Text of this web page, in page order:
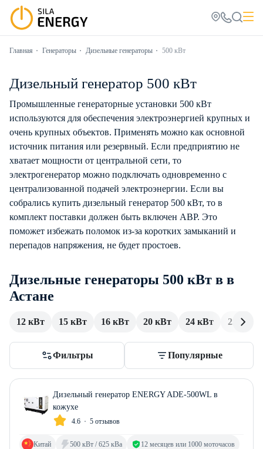
Главная Генераторы Дизельные генераторы 500 кВт
Дизельные генераторы 500 кВт в в
Астане
12 кВт 15 кВт 16 кВт 20 кВт 24 кВт 25 кВт
Дизельный генератор 500 кВт
Промышленные генераторные установки 500 кВт
используются для обеспечения электроэнергией крупных и
очень крупных объектов. Применять можно как основной
источник питания или резервный. Если предприятию не
хватает мощности от центральной сети, то
электрогенератор можно подключать одновременно с
централизованной подачей электроэнергии. Если вы
собрались купить дизельный генератор 500 кВт, то в
комплект поставки должен быть включен АВР. Это
поможет избежать поломок из-за коротких замыканий и
перепадов напряжения, не будет простоев.
Фильтры Популярные
Дизельный генератор ENERGY ADE-500WL в
кожухе
4.6 5 отзывов
Китай 500 кВт / 625 кВа 12 месяцев или 1000 моточасов